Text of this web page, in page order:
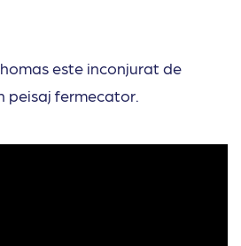
este inconjurat de
peisaj fermecator.